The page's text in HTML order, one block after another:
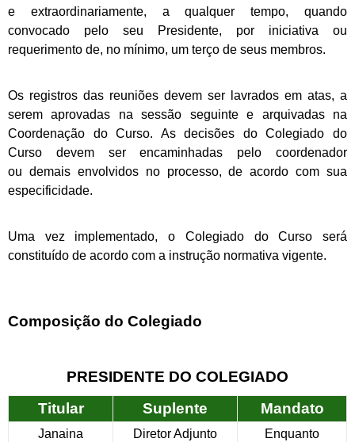
e extraordinariamente, a qualquer tempo, quando
convocado pelo seu Presidente, por iniciativa ou
requerimento de, no mínimo, um terço de seus membros.
Os registros das reuniões devem ser lavrados em atas, a
serem aprovadas na sessão seguinte e arquivadas na
Coordenação do Curso. As decisões do Colegiado do
Curso devem ser encaminhadas pelo coordenador
ou demais envolvidos no processo, de acordo com sua
especificidade.
Uma vez implementado, o Colegiado do Curso será
constituído de acordo com a instrução normativa vigente.
Composição do Colegiado
PRESIDENTE DO COLEGIADO
Titular
Suplente Mandato
Janaina
Diretor Adjunto
Enquanto